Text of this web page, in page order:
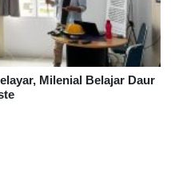
Milenial Belajar Daur